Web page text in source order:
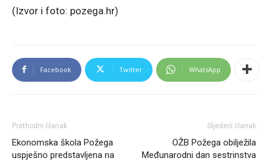
(Izvor i foto: pozega.hr)
Facebook Twitter WhatsApp
Prethodni članak
Ekonomska škola Požega
uspješno predstavljena na
Sljedeći članak
OŽB Požega obilježila
Međunarodni dan sestrinstva